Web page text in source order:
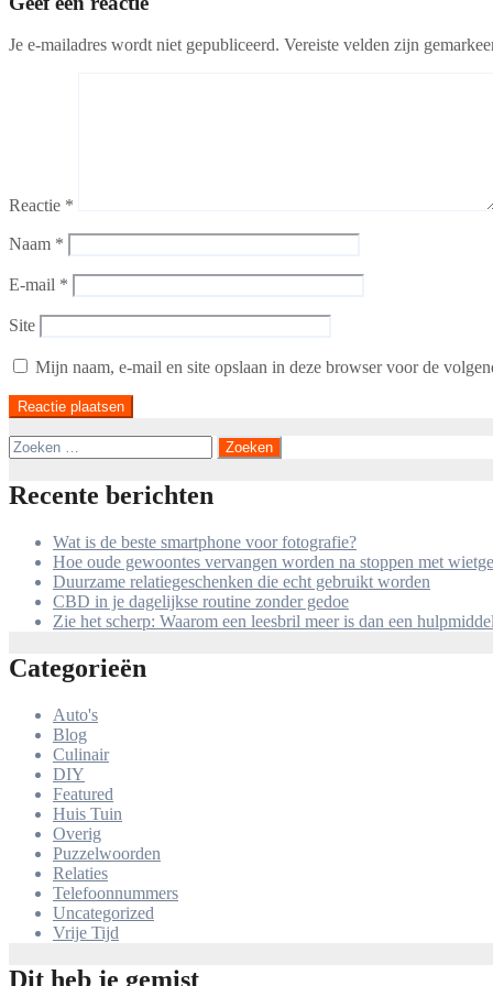
Je e-mailadres wordt niet gepubliceerd. Vereiste velden zijn
Reactie *
Naam *
E-mail *
Site
Mijn naam, e-mail en site opslaan in deze browser voor de
Zoeken
naar:
Recente berichten
Wat is de beste smartphone voor fotografie?
Hoe oude gewoontes vervangen worden na stoppen met
Duurzame relatiegeschenken die echt gebruikt worden
CBD in je dagelijkse routine zonder gedoe
Zie het scherp: Waarom een leesbril meer is dan een hulpmiddel
Categorieën
Auto's
Blog
Culinair
DIY
Featured
Huis Tuin
Overig
Puzzelwoorden
Relaties
Telefoonnummers
Uncategorized
Vrije Tijd
Dit heb je gemist